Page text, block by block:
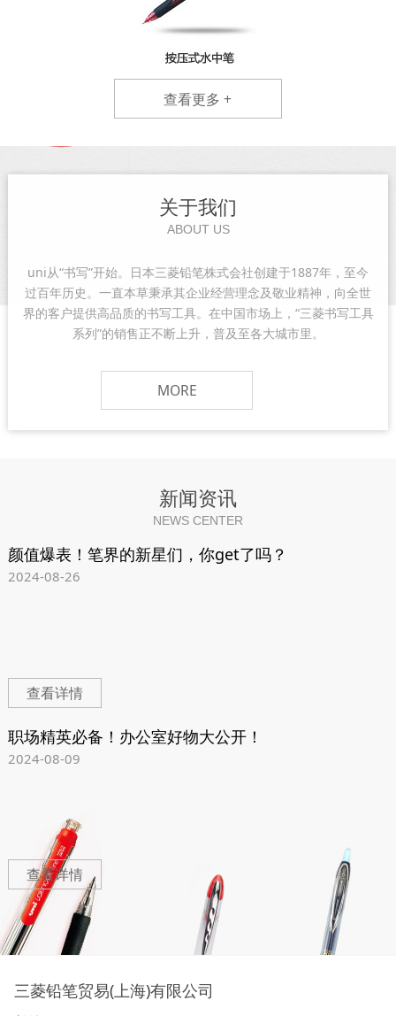
查看更多 +
关于我们
ABOUT US
uni从“书写”开始。日本三菱铅笔株式会社创建于1887年，至今
过百年历史。一直本草秉承其企业经营理念及敬业精神，向全世
界的客户提供高品质的书写工具。在中国市场上，“三菱书写工具
系列”的销售正不断上升，普及至各大城市里。
MORE
新闻资讯
NEWS CENTER
颜值爆表！笔界的新星们，你get了吗？
2024-08-26
查看详情
职场精英必备！办公室好物大公开！
2024-08-09
查看详情
三菱铅笔贸易(上海)有限公司